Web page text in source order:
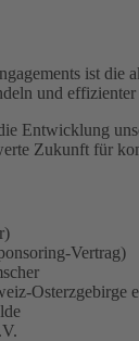
ist die
und
Entwicklung
Zukunft für
Vertrag)
Osterzgebirge